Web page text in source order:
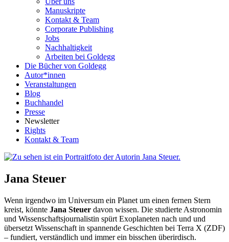
Manuskripte
Kontakt & Team
Corporate Publishing
Jobs
Nachhaltigkeit
Arbeiten bei Goldegg
Die Bücher von Goldegg
Autor*innen
Veranstaltungen
Blog
Buchhandel
Presse
Newsletter
Rights
Kontakt & Team
Jana Steuer
Wenn irgendwo im Universum ein Planet um einen fernen Stern
kreist, könnte Jana Steuer davon wissen. Die studierte Astronomin
und Wissenschaftsjournalistin spürt Exoplaneten nach und und
übersetzt Wissenschaft in spannende Geschichten bei Terra X (ZDF)
– fundiert, verständlich und immer ein bisschen überirdisch.